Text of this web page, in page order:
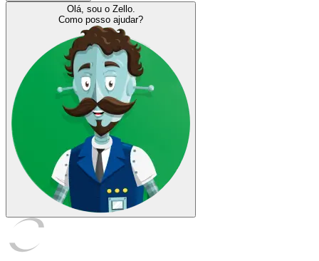
Olá, sou o Zello.
Como posso ajudar?